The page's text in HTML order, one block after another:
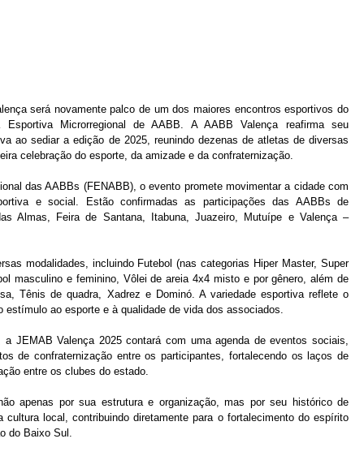
será novamente palco de um dos maiores encontros esportivos do
Microrregional de AABB. A AABB Valença reafirma seu
ao sediar a edição de 2025, reunindo dezenas de atletas de diversas
celebração do esporte, da amizade e da confraternização.
das AABBs (FENABB), o evento promete movimentar a cidade com
e social. Estão confirmadas as participações das AABBs de
Almas, Feira de Santana, Itabuna, Juazeiro, Mutuípe e Valença –
modalidades, incluindo Futebol (nas categorias Hiper Master, Super
masculino e feminino, Vôlei de areia 4x4 misto e por gênero, além de
Tênis de quadra, Xadrez e Dominó. A variedade esportiva reflete o
ao esporte e à qualidade de vida dos associados.
JEMAB Valença 2025 contará com uma agenda de eventos sociais,
de confraternização entre os participantes, fortalecendo os laços de
entre os clubes do estado.
apenas por sua estrutura e organização, mas por seu histórico de
cultura local, contribuindo diretamente para o fortalecimento do espírito
do Baixo Sul.